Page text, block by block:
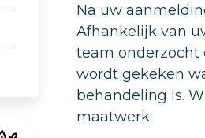
Na uw
Afhankelijk van
team onderzocht
wordt gekeken
behandeling is.
maatwerk.